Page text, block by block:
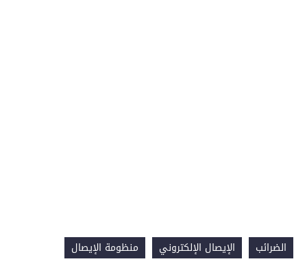
الضرائب الإيصال الإلكتروني منظومة الإيصال